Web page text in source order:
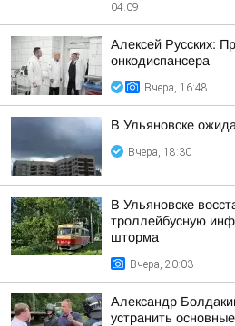
04:09
Алексей Русских:
онкодиспансера
Вчера, 16:48
В Ульяновске
Вчера, 18:30
В Ульяновске
троллейбусную
шторма
Вчера, 20:03
Александр
устранить